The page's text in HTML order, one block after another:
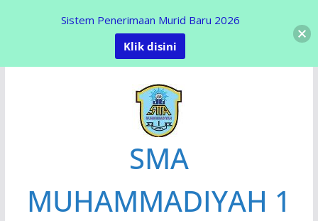
SMA
MUHAMMADIYAH 1
Sistem Penerimaan Murid Baru 2026
Klik disini